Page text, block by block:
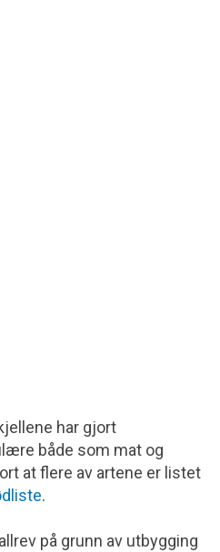
har gjort
både som mat og
at flere av artene er listet
.
på grunn av utbygging